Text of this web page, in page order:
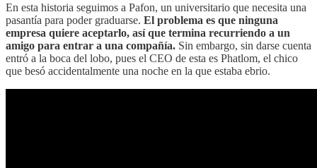
En esta historia seguimos a Pafon, un universitario que necesita una
pasantía para poder graduarse. El problema es que ninguna
empresa quiere aceptarlo, así que termina recurriendo a un
amigo para entrar a una compañía. Sin embargo, sin darse cuenta
entró a la boca del lobo, pues el CEO de esta es Phatlom, el chico
que besó accidentalmente una noche en la que estaba ebrio.